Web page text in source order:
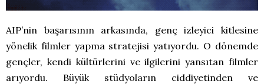
AIP’nin başarısının arkasında, genç izleyici kitlesine
yönelik filmler yapma stratejisi yatıyordu. O dönemde
gençler, kendi kültürlerini ve ilgilerini yansıtan filmler
arıyordu. Büyük stüdyoların ciddiyetinden ve